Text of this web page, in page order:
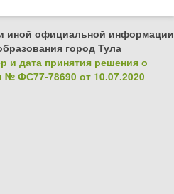
иной официальной информации
город Тула
и дата принятия решения о
№ ФС77-78690 от 10.07.2020